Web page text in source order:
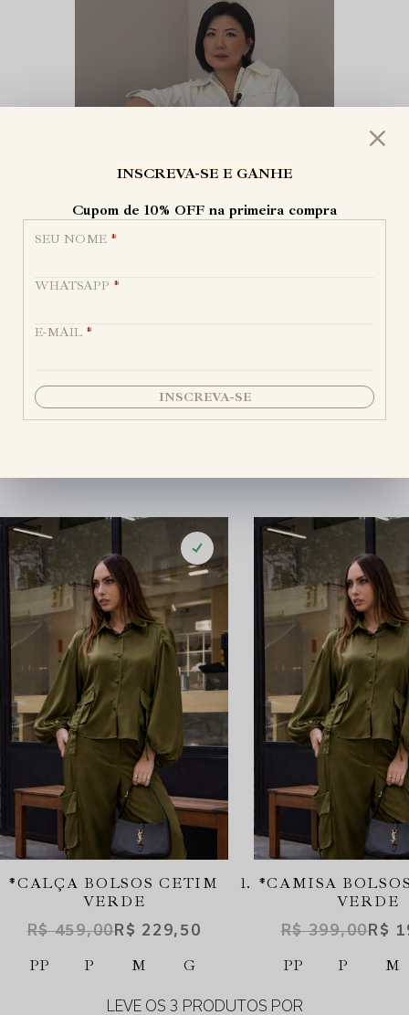
*CALÇA BOLSOS CETIM
VERDE
R$ 459,00R$ 229,50
PP P M G
*CAMISA
VERDE
R$ 399,00R$
PP P M
LEVE OS 3 PRODUTOS
INSCREVA-SE E GANHE
Cupom de 10% OFF na primeira compra
SEU NOME *
WHATSAPP *
E-MAIL *
INSCREVA-SE